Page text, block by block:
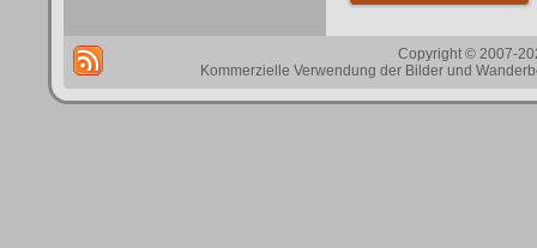
Copyright © 2007-
Kommerzielle Verwendung der Bilder und